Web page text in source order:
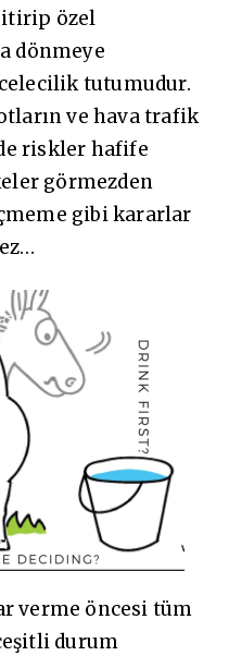
özel
dönmeye
tutumudur.
ve hava trafik
riskler hafife
görmezden
gibi kararlar
verme öncesi tüm
durum